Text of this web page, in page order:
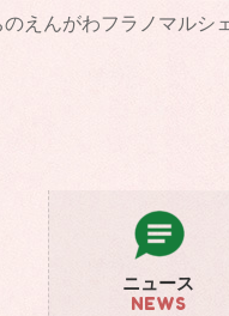
えんがわフラノマルシ
ニュース
NEWS